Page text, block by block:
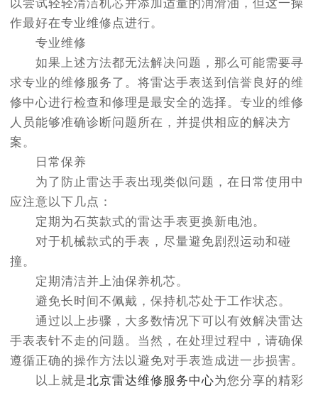
以尝试轻轻清洁机芯并添加适量的润滑油，但这一操
作最好在专业维修点进行。
专业维修
如果上述方法都无法解决问题，那么可能需要寻
求专业的维修服务了。将雷达手表送到信誉良好的维
修中心进行检查和修理是最安全的选择。专业的维修
人员能够准确诊断问题所在，并提供相应的解决方
案。
日常保养
为了防止雷达手表出现类似问题，在日常使用中
应注意以下几点：
定期为石英款式的雷达手表更换新电池。
对于机械款式的手表，尽量避免剧烈运动和碰
撞。
定期清洁并上油保养机芯。
避免长时间不佩戴，保持机芯处于工作状态。
通过以上步骤，大多数情况下可以有效解决雷达
手表表针不走的问题。当然，在处理过程中，请确保
遵循正确的操作方法以避免对手表造成进一步损害。
以上就是北京雷达维修服务中心为您分享的精彩